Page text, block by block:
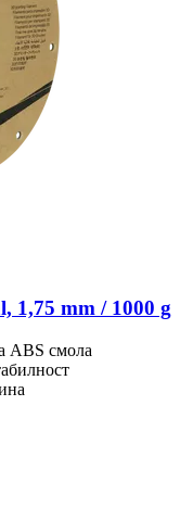
1,75 mm / 1000 g
ABS смола